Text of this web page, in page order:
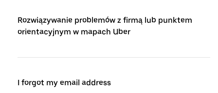
Rozwiązywanie problemów z firmą lub punktem
orientacyjnym w mapach Uber
I forgot my email address